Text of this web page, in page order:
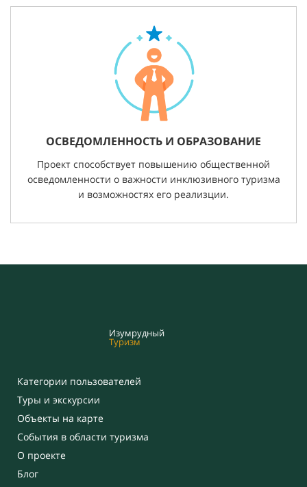
ОСВЕДОМЛЕННОСТЬ И ОБРАЗОВАНИЕ
Проект способствует повышению общественной
осведомленности о важности инклюзивного туризма
и возможностях его реализции.
Изумрудный
Туризм
Категории пользователей
Туры и экскурсии
Объекты на карте
События в области туризма
О проекте
Блог